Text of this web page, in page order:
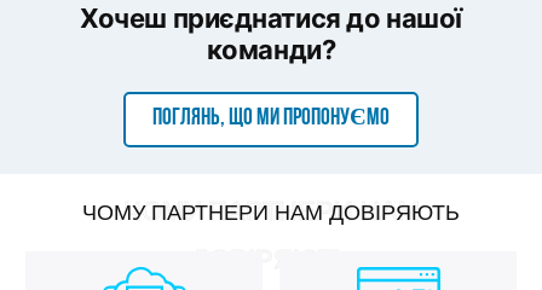
Хочеш приєднатися до нашої
команди?
ПОГЛЯНЬ, ЩО МИ ПРОПОНУЄМО
ЧОМУ ПАРТНЕРИ НАМ ДОВІРЯЮТЬ
ЧОМУ ПАРТНЕРИ НАМ